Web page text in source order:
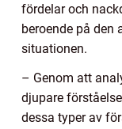
fördelar och
beroende på den
situationen.
– Genom att
djupare
dessa typer av